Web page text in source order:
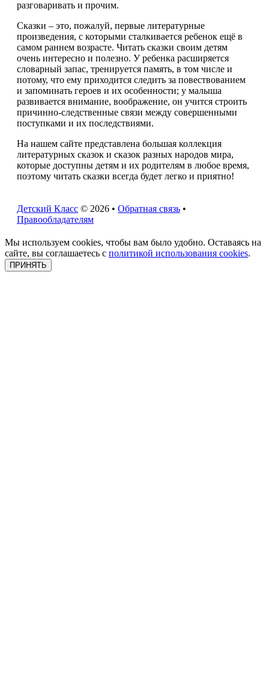
разговаривать и прочим.
Сказки – это, пожалуй, первые литературные
произведения, с которыми сталкивается ребенок ещё в
самом раннем возрасте. Читать сказки своим детям
очень интересно и полезно. У ребенка расширяется
словарный запас, тренируется память, в том числе и
потому, что ему приходится следить за повествованием
и запоминать героев и их особенности; у малыша
развивается внимание, воображение, он учится строить
причинно-следственные связи между совершенными
поступками и их последствиями.
На нашем сайте представлена большая коллекция
литературных сказок и сказок разных народов мира,
которые доступны детям и их родителям в любое время,
поэтому читать сказки всегда будет легко и приятно!
Детский Класс © 2026 • Обратная связь •
Правообладателям
Мы используем cookies, чтобы вам было удобно. Оставаясь на
сайте, вы соглашаетесь с политикой использования cookies.
ПРИНЯТЬ